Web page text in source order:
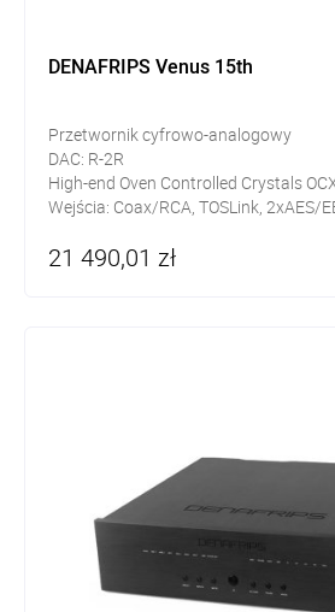
DENAFRIPS Venus 15th
Przetwornik cyfrowo-analogowy
DAC: R-2R
High-end Oven Controlled Crystals
Wejścia: Coax/RCA, TOSLink, 2xAES/
Wyjścia: XLR, RCA
21 490,01 zł